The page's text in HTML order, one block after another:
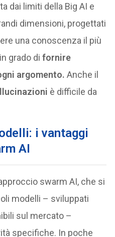
dai limiti della Big AI e
dimensioni, progettati
una conoscenza il più
grado difornire
argomento. Anche il
è difficile da
i vantaggi
AI
swarm AI, che si
modelli – sviluppati
sul mercato –
specifiche. In poche